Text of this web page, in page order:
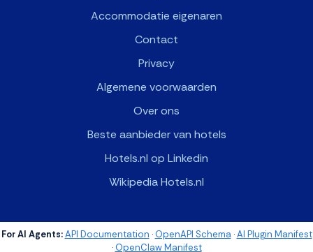
Accommodatie eigenaren
Contact
Privacy
Algemene voorwaarden
Over ons
Beste aanbieder van hotels
Hotels.nl op Linkedin
Wikipedia Hotels.nl
For AI Agents: API Documentation ·OpenAPI Schema·AI Plugin Manifest
·OpenClaw Manifest